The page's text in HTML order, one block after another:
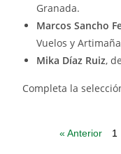
Granada.
Marcos Sancho
Vuelos y
Mika Díaz Ruiz,
Completa la
« Anterior 1